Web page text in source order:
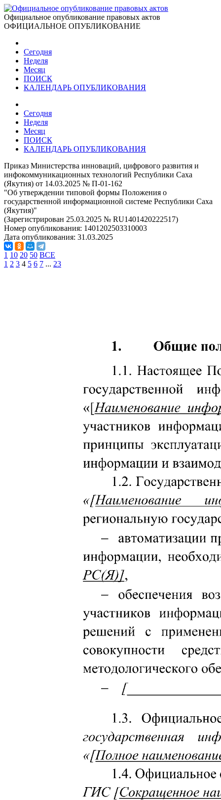
Официальное опубликование правовых актов
ОФИЦИАЛЬНОЕ ОПУБЛИКОВАНИЕ
Сегодня
Неделя
Месяц
ПОИСК
КАЛЕНДАРЬ ОПУБЛИКОВАНИЯ
Сегодня
Неделя
Месяц
ПОИСК
КАЛЕНДАРЬ ОПУБЛИКОВАНИЯ
Приказ Министерства инноваций, цифрового развития и
инфокоммуникационных технологий Республики Саха
(Якутия) от 14.03.2025 № П-01-162
"Об утверждении типовой формы Положения о
государственной информационной системе Республики Саха
(Якутия)"
(Зарегистрирован 25.03.2025 № RU1401420222517)
Номер опубликования: 1401202503310003
Дата опубликования: 31.03.2025
1 10 20 50 ВСЕ
1 2 3 4 5 6 7 ... 23